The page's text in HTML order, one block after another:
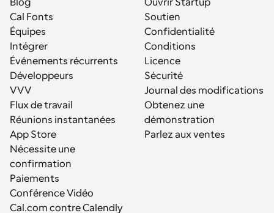
Blog
Cal Fonts
Équipes
Intégrer
Événements récurrents
Développeurs
VVV
Flux de travail
Réunions instantanées
App Store
Nécessite une
confirmation
Paiements
Conférence Vidéo
Cal.com contre Calendly
Ouvrir Startup
Soutien
Confidentialité
Conditions
Licence
Sécurité
Journal des modifications
Obtenez une
démonstration
Parlez aux ventes